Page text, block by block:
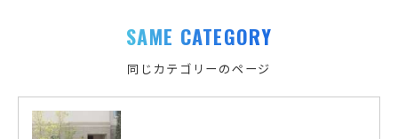
同じカテゴリーのページ
SAME CATEGORY